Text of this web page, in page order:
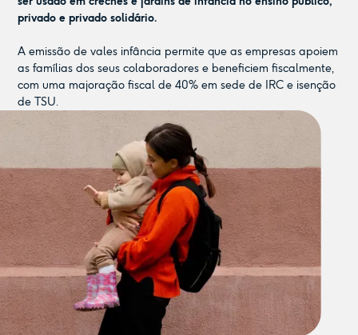
privado e privado solidário.
A emissão de vales infância permite que as empresas apoiem
as famílias dos seus colaboradores e beneficiem fiscalmente,
com uma majoração fiscal de 40% em sede de IRC e isenção
de TSU.